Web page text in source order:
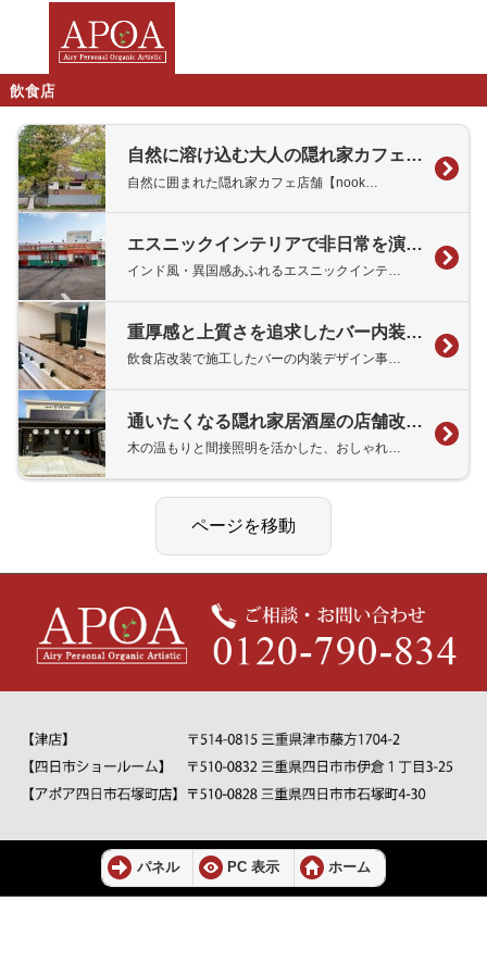
飲食店
自然に溶け込む大人の隠れ家カフェデザイン【nook】様
自然に囲まれた隠れ家カフェ店舗【nook…
エスニックインテリアで非日常を演出する飲食店デザイン【鈴鹿ナンカレーハウス】様
インド風・異国感あふれるエスニックインテ…
重厚感と上質さを追求したバー内装デザイン【Bar Louge KRANZ】様、【karaoke bar Unison】様
飲食店改装で施工したバーの内装デザイン事…
通いたくなる隠れ家居酒屋の店舗改装事例【無器用男のざっくり居酒屋】様
木の温もりと間接照明を活かした、おしゃれ…
パネル PC 表示 ホーム